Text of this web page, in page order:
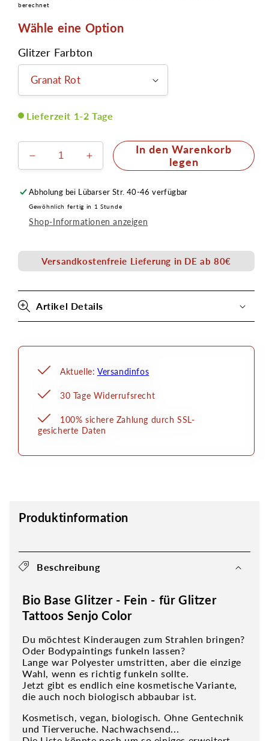
berechnet
Wähle eine Option
Glitzer Farbton
Lieferzeit 1-2 Tage
Verringere
die
Menge
für
Bio
Base
-
Fein
Senjo
Erhöhe
die
Menge
für
Bio
Base
-
Fein
Senjo
In den Warenkorb
legen
Abholung bei Lübarser Str. 40-46 verfügbar
Gewöhnlich fertig in 1 Stunde
Shop-Informationen anzeigen
Versandkostenfreie Lieferung in DE ab 80€
Artikel Details
Aktuelle: Versandinfos
30 Tage Widerrufsrecht
100% sichere Zahlung durch SSL-
gesicherte Daten
Produktinformation
Beschreibung
Bio Base Glitzer - Fein - für Glitzer
Tattoos Senjo Color
Du möchtest Kinderaugen zum Strahlen bringen?
Oder Bodypaintings funkeln lassen?
Lange war Polyester umstritten, aber die einzige
Wahl, wenn es richtig funkeln sollte.
Jetzt gibt es endlich eine kosmetische Variante,
die auch noch biologisch abbaubar ist.
Kosmetisch, vegan, biologisch. Ohne Gentechnik
und Tierveruche. Nachwachsend...